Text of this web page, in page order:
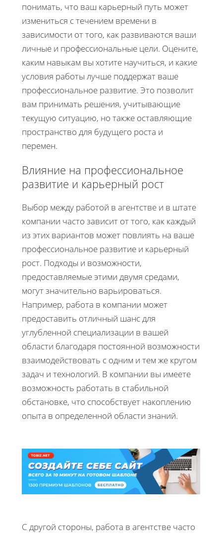
понимать, что ваш карьерный путь может
измениться с течением времени в
зависимости от того, как развиваются ваши
личные и профессиональные цели. Оцените,
каким навыкам вы хотите научиться, и какие
условия работы лучше поддержат ваше
профессиональное развитие. Это позволит
вам принимать решения, учитывающие
текущую ситуацию, но также оставляющие
пространство для будущего роста и
перемен.
Влияние на профессиональное
развитие и карьерный рост
Выбор между работой в агентстве и в штате
компании часто зависит от того, как каждый
из этих вариантов может повлиять на ваше
профессиональное развитие и карьерный
рост. Подходы и возможности,
предоставляемые этими двумя средами,
могут значительно варьироваться.
Например, работа в компании может
предоставить отличный шанс для
углубленной специализации в вашей
области благодаря постоянной возможности
взаимодействовать с одним и тем же кругом
задач и технологий. В компании вы имеете
возможность работать в стабильной
обстановке, что способствует накоплению
опыта в определенной области знаний.
С другой стороны, работа в агентстве часто